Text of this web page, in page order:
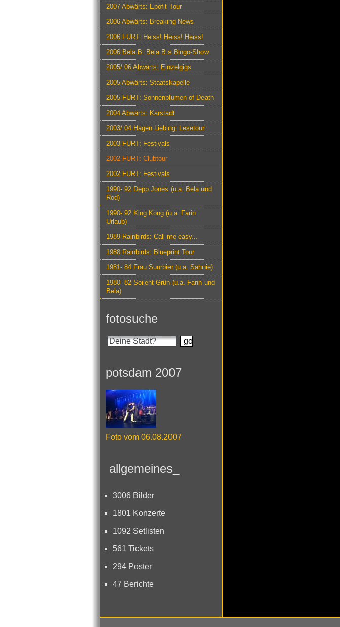
2007 Abwärts: Epofit Tour
2006 Abwärts: Breaking News
2006 FURT: Heiss! Heiss! Heiss!
2006 Bela B: Bela B.s Bingo-Show
2005/ 06 Abwärts: Einzelgigs
2005 Abwärts: Staatskapelle
2005 FURT: Sonnenblumen of Death
2004 Abwärts: Karstadt
2003/ 04 Hagen Liebing: Lesetour
2003 FURT: Festivals
2002 FURT: Clubtour
2002 FURT: Festivals
1990- 92 Depp Jones (u.a. Bela und
Rod)
1990- 92 King Kong (u.a. Farin
Urlaub)
1989 Rainbirds: Call me easy...
1988 Rainbirds: Blueprint Tour
1981- 84 Frau Suurbier (u.a. Sahnie)
1980- 82 Soilent Grün (u.a. Farin und
Bela)
fotosuche
potsdam 2007
Foto vom 06.08.2007
allgemeines_
3006 Bilder
1801 Konzerte
1092 Setlisten
561 Tickets
294 Poster
47 Berichte